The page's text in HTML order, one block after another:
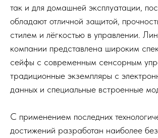
так и для домашней эксплуатации,
обладают отличной защитой,
стилем и лёгкостью в управлении.
компании представлена широким
сейфы с современным сенсорным
традиционные экземпляры с
данных и специальные встроенные
С применением последних
достижений разработан наиболее